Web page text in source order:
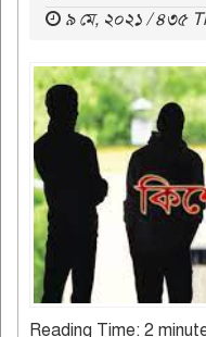
৯ মে, ২০২১ / ৪৩৫
Reading Time: 2